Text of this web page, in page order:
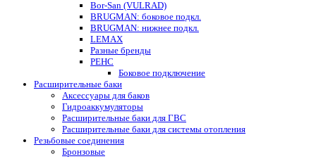
Bor-San (VULRAD)
BRUGMAN: боковое подкл.
BRUGMAN: нижнее подкл.
LEMAX
Разные бренды
РЕНС
Боковое подключение
Расширительные баки
Аксессуары для баков
Гидроаккумуляторы
Расширительные баки для ГВС
Расширительные баки для системы отопления
Резьбовые соединения
Бронзовые